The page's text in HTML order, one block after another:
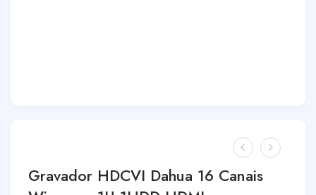
Gravador HDCVI Dahua 16 Canais